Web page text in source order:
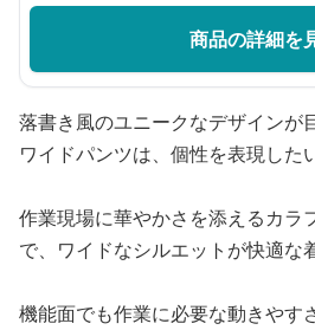
商品の詳細を
落書き風のユニークなデザインが
ワイドパンツは、個性を表現した
作業現場に華やかさを添えるカラ
で、ワイドなシルエットが快適な
機能面でも作業に必要な動きやす